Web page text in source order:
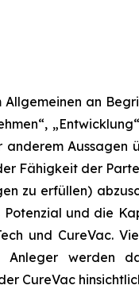
an
Fähigkeit der
zu erfüllen)
und die
und CureVac.
Anleger werden
CureVac